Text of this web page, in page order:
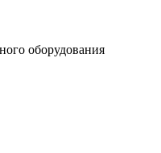
оборудования